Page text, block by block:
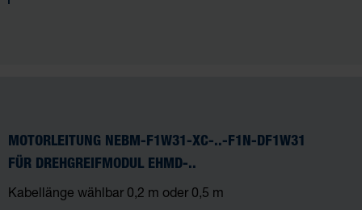
MOTORLEITUNG NEBM-F1W31-XC-..-F1N-DF1W31
FÜR DREHGREIFMODUL EHMD-..
Kabellänge wählbar 0,2 m oder 0,5 m